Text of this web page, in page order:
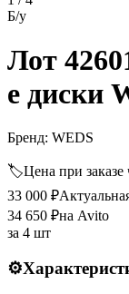
Б/у
Лот
е диски
Бренд: WEDS
🏷️Цена при заказе
33 000 ₽
34 650 ₽на Avito
за 4 шт
⚙️